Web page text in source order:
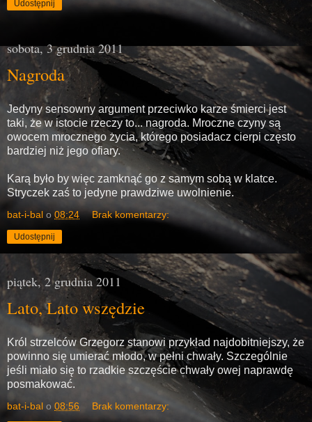
Udostępnij
sobota, 3 grudnia 2011
Nagroda
Jedyny sensowny argument przeciwko karze śmierci jest
taki, że w istocie rzeczy to... nagroda. Mroczne czyny są
owocem mrocznego życia, którego posiadacz cierpi często
bardziej niż jego ofiary.
Karą było by więc zamknąć go z samym sobą w klatce.
Stryczek zaś to jedyne prawdziwe uwolnienie.
bat-i-bal o 08:24 Brak komentarzy:
Udostępnij
piątek, 2 grudnia 2011
Lato, Lato wszędzie
Król strzelców Grzegorz stanowi przykład najdobitniejszy, że
powinno się umierać młodo, w pełni chwały. Szczególnie
jeśli miało się to rzadkie szczęście chwały owej naprawdę
posmakować.
bat-i-bal o 08:56 Brak komentarzy: